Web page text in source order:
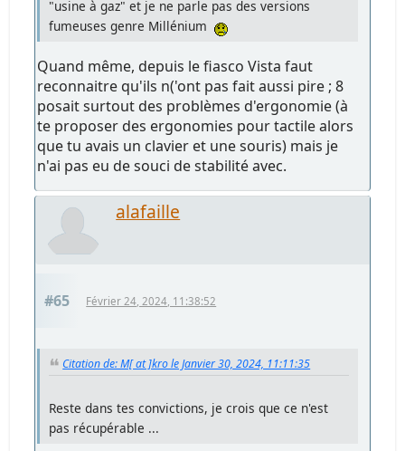
"usine à gaz" et je ne parle pas des versions
fumeuses genre Millénium
Quand même, depuis le fiasco Vista faut
reconnaitre qu'ils n('ont pas fait aussi pire ; 8
posait surtout des problèmes d'ergonomie (à
te proposer des ergonomies pour tactile alors
que tu avais un clavier et une souris) mais je
n'ai pas eu de souci de stabilité avec.
alafaille
#65 Février 24, 2024, 11:38:52
Citation de: M[ at ]kro le Janvier 30, 2024, 11:11:35
Reste dans tes convictions, je crois que ce n'est
pas récupérable ...